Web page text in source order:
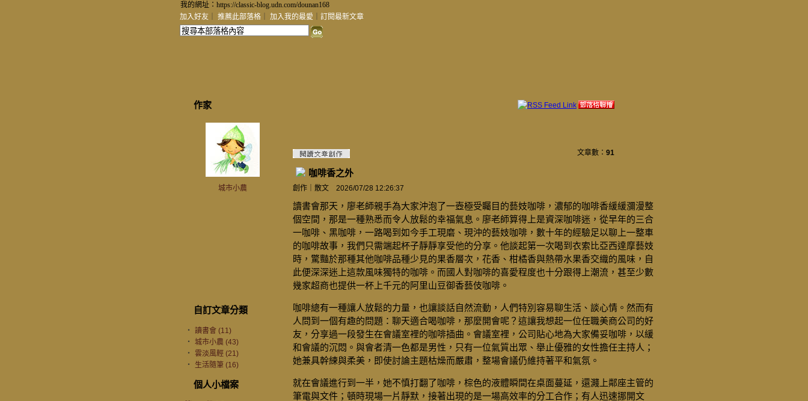
加入好友 推薦此部落格 加入我的最愛 訂閱最新文章
我的網址：https://classic-blog.udn.com/dounan168
作家
城市小農
自訂文章分類
‧
讀書會 (11)
‧
城市小農 (43)
‧
雲淡風輕 (21)
‧
生活隨筆 (16)
個人小檔案
文章數： 91
咖啡香之外
創作 散文 2026/07/28 12:26:37
讀書會那天，廖老師親手為大家沖泡了一壺極受矚目的藝妓咖啡，濃郁的咖啡香緩緩瀰漫整
個空間，那是一種熟悉而令人放鬆的幸福氣息。廖老師算得上是資深咖啡迷，從早年的三合
一咖啡、黑咖啡，一路喝到如今手工現磨、現沖的藝妓咖啡，數十年的經驗足以聊上一整車
的咖啡故事，我們只需端起杯子靜靜享受他的分享。他談起第一次喝到衣索比亞西達摩藝妓
時，驚豔於那種其他咖啡品種少見的果香層次，花香、柑橘香與熱帶水果香交織的風味，自
此便深深迷上這款風味獨特的咖啡。而國人對咖啡的喜愛程度也十分跟得上潮流，甚至少數
幾家超商也提供一杯上千元的阿里山豆御香藝伎咖啡。
咖啡總有一種讓人放鬆的力量，也讓談話自然流動，人們特別容易聊生活、談心情。然而有
人問到一個有趣的問題：聊天適合喝咖啡，那麼開會呢？這讓我想起一位任職美商公司的好
友，分享過一段發生在會議室裡的咖啡插曲。會議室裡，公司貼心地為大家備妥咖啡，以緩
和會議的沉悶。與會者清一色都是男性，只有一位氣質出眾、舉止優雅的女性擔任主持人；
她兼具幹練與柔美，即使討論主題枯燥而嚴肅，整場會議仍維持著平和氣氛。
就在會議進行到一半，她不慎打翻了咖啡，棕色的液體瞬間在桌面蔓延，還濺上鄰座主管的
筆電與文件；頓時現場一片靜默，接著出現的是一場高效率的分工合作；有人迅速挪開文